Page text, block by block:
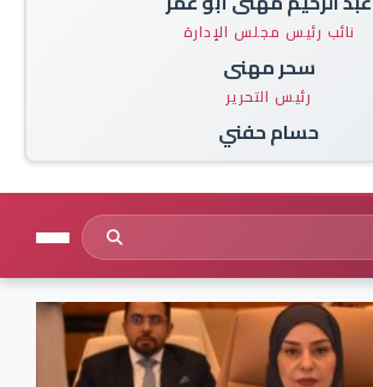
نائب رئيس مجلس الإدارة
سحر مهنى
رئيس التحرير
حسام حفني